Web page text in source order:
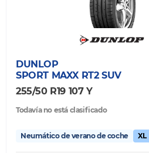
DUNLOP
SPORT MAXX RT2 SUV
255/50 R19 107 Y
Todavía no está clasificado
Neumático de verano de coche XL